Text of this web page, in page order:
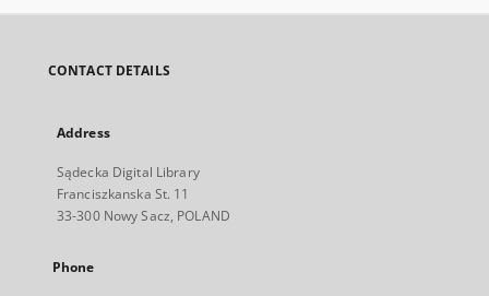
CONTACT DETAILS
Address
Sądecka Digital Library
Franciszkanska St. 11
33-300 Nowy Sacz, POLAND
Phone